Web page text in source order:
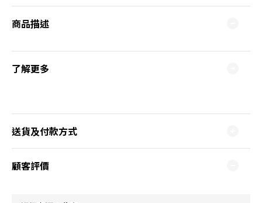
商品描述
了解更多
送貨及付款方式
顧客評價